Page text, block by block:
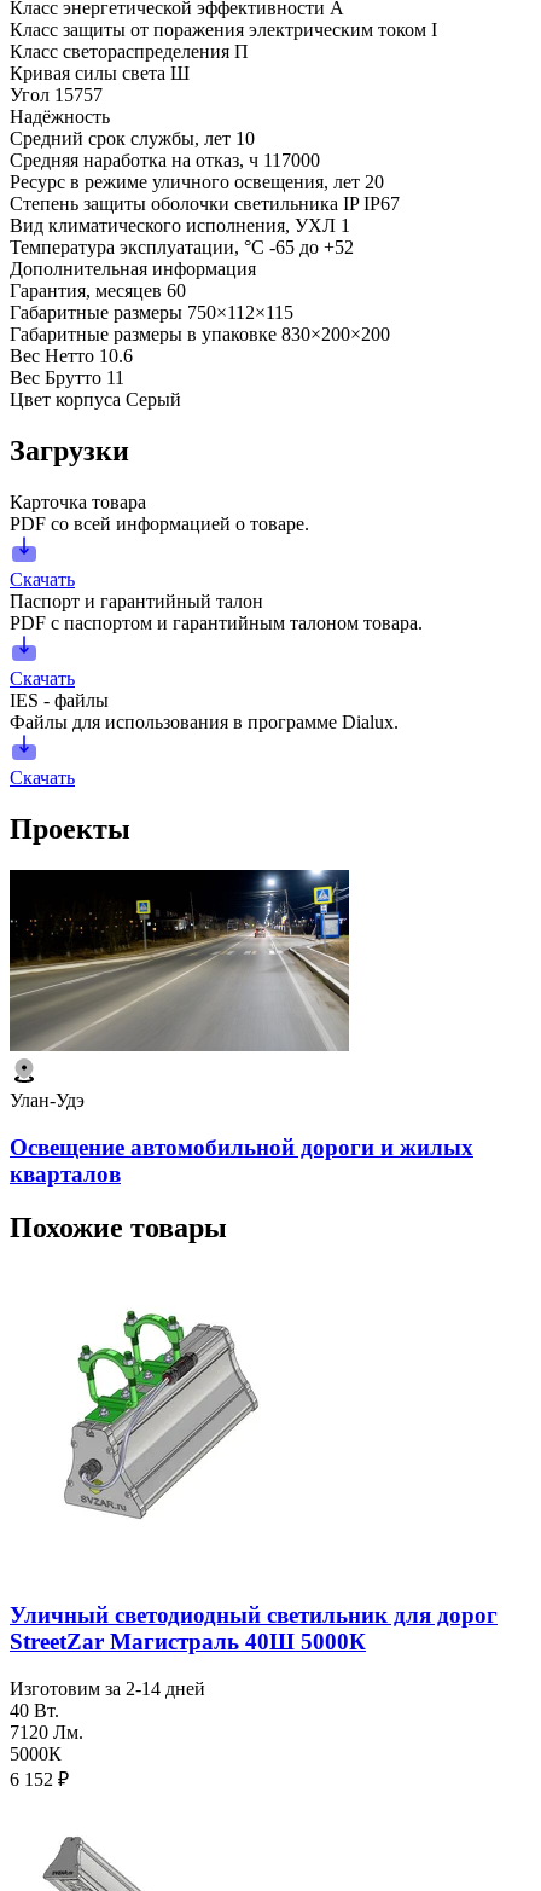
Класс энергетической эффективности A
Класс защиты от поражения электрическим током I
Класс светораспределения П
Кривая силы света Ш
Угол 15757
Надёжность
Средний срок службы, лет 10
Средняя наработка на отказ, ч 117000
Ресурс в режиме уличного освещения, лет 20
Степень защиты оболочки светильника IP IP67
Вид климатического исполнения, УХЛ 1
Температура эксплуатации, °С -65 до +52
Дополнительная информация
Гарантия, месяцев 60
Габаритные размеры 750×112×115
Габаритные размеры в упаковке 830×200×200
Вес Нетто 10.6
Вес Брутто 11
Цвет корпуса Серый
Загрузки
Карточка товара
PDF со всей информацией о товаре.
Скачать
Паспорт и гарантийный талон
PDF с паспортом и гарантийным талоном товара.
Скачать
IES - файлы
Файлы для использования в программе Dialux.
Скачать
Проекты
Улан-Удэ
Освещение автомобильной дороги и жилых
кварталов
Похожие товары
Уличный светодиодный светильник для дорог
StreetZar Магистраль 40Ш 5000К
Изготовим за 2-14 дней
40 Вт.
7120 Лм.
5000К
6 152 ₽